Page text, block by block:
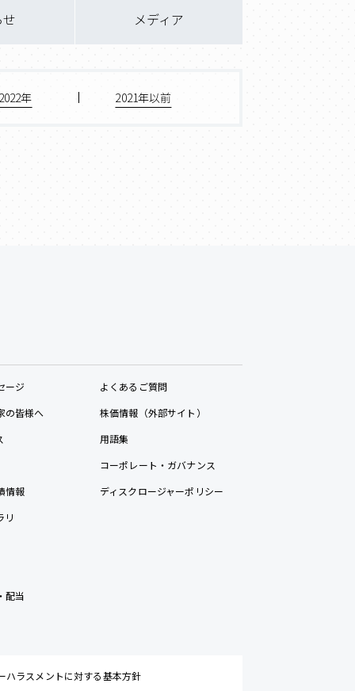
メディア
年 2021年以前
ージ
の皆様へ
情報
リ
配当
よくあるご質問
株価情報（外部サイト）
用語集
コーポレート・ガバナンス
ディスクロージャーポリシー
ハラスメントに対する基本方針